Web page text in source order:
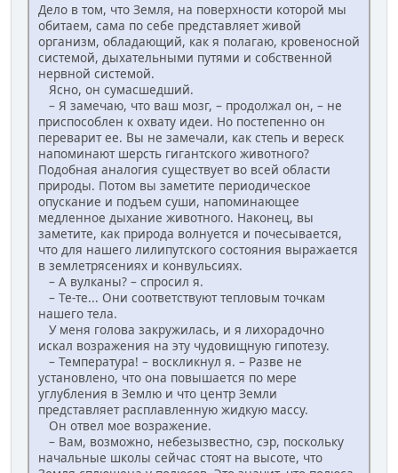
Дело в том, что Земля, на поверхности которой мы
обитаем, сама по себе представляет живой
организм, обладающий, как я полагаю, кровеносной
системой, дыхательными путями и собственной
нервной системой.
Ясно, он сумасшедший.
– Я замечаю, что ваш мозг, – продолжал он, – не
приспособлен к охвату идеи. Но постепенно он
переварит ее. Вы не замечали, как степь и вереск
напоминают шерсть гигантского животного?
Подобная аналогия существует во всей области
природы. Потом вы заметите периодическое
опускание и подъем суши, напоминающее
медленное дыхание животного. Наконец, вы
заметите, как природа волнуется и почесывается,
что для нашего лилипутского состояния выражается
в землетрясениях и конвульсиях.
– А вулканы? – спросил я.
– Те-те... Они соответствуют тепловым точкам
нашего тела.
У меня голова закружилась, и я лихорадочно
искал возражения на эту чудовищную гипотезу.
– Температура! – воскликнул я. – Разве не
установлено, что она повышается по мере
углубления в Землю и что центр Земли
представляет расплавленную жидкую массу.
Он отвел мое возражение.
– Вам, возможно, небезызвестно, сэр, поскольку
начальные школы сейчас стоят на высоте, что